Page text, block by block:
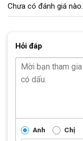
Chưa có đánh giá nào.
Hỏi đáp
Anh Chị